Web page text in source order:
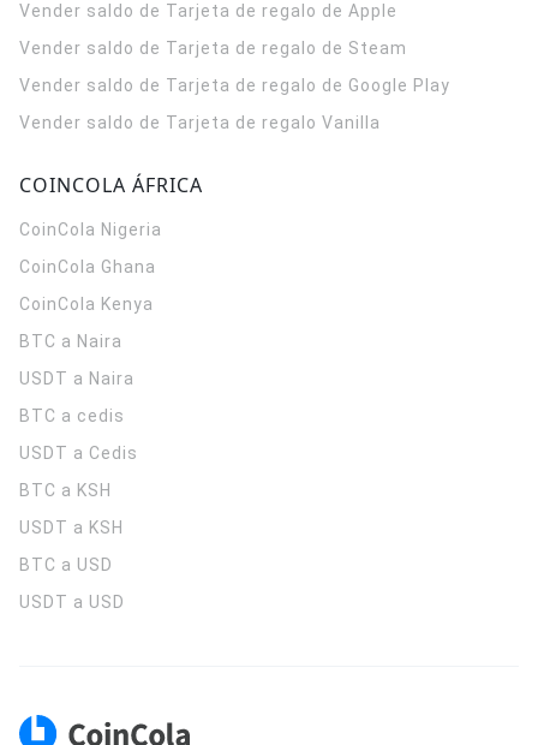
Vender saldo de Tarjeta de regalo de Apple
Vender saldo de Tarjeta de regalo de Steam
Vender saldo de Tarjeta de regalo de Google Play
Vender saldo de Tarjeta de regalo Vanilla
COINCOLA ÁFRICA
CoinCola Nigeria
CoinCola Ghana
CoinCola Kenya
BTC a Naira
USDT a Naira
BTC a cedis
USDT a Cedis
BTC a KSH
USDT a KSH
BTC a USD
USDT a USD